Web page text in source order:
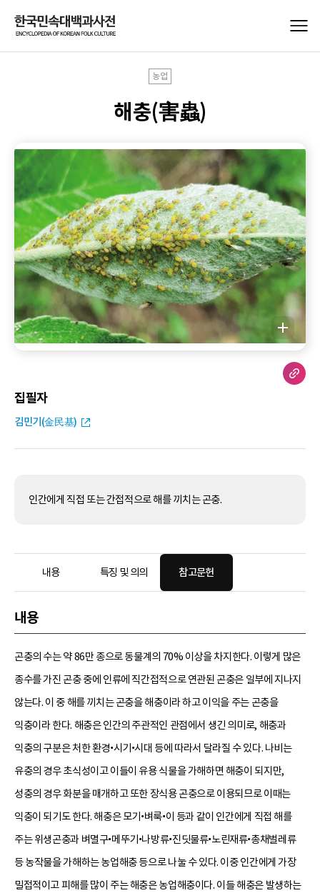
농업
해충(害蟲)
집필자
김민기(金民基)
인간에게 직접 또는 간접적으로 해를 끼치는 곤충.
내용 특징 및 의의 참고문헌
내용
곤충의 수는 약 86만 종으로 동물계의 70% 이상을 차지한다. 이렇게 많은
종수를 가진 곤충 중에 인류에 직간접적으로 연관된 곤충은 일부에 지나지
않는다. 이 중 해를 끼치는 곤충을 해충이라 하고 이익을 주는 곤충을
익충이라 한다. 해충은 인간의 주관적인 관점에서 생긴 의미로, 해충과
익충의 구분은 처한 환경•시기•시대 등에 따라서 달라질 수 있다. 나비는
유충의 경우 초식성이고 이들이 유용 식물을 가해하면 해충이 되지만,
성충의 경우 화분을 매개하고 또한 장식용 곤충으로 이용되므로 이때는
익충이 되기도 한다. 해충은 모기•벼룩•이 등과 같이 인간에게 직접 해를
주는 위생곤충과 벼멸구•메뚜기•나방류•진딧물류•노린재류•총채벌레류
등 농작물을 가해하는 농업해충 등으로 나눌 수 있다. 이중 인간에게 가장
밀접적이고 피해를 많이 주는 해충은 농업해충이다. 이들 해충은 발생하는